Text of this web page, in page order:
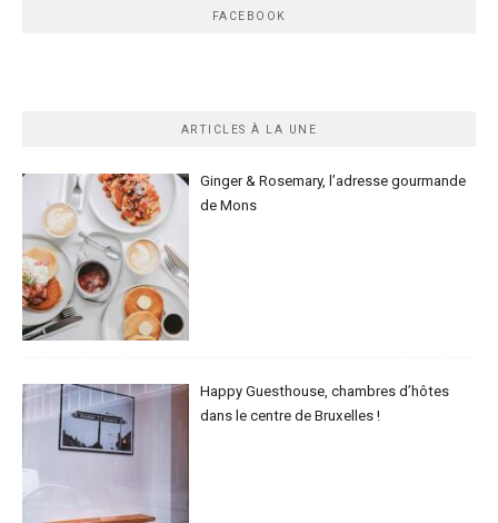
FACEBOOK
ARTICLES À LA UNE
Ginger & Rosemary, l’adresse gourmande
de Mons
Happy Guesthouse, chambres d’hôtes
dans le centre de Bruxelles !